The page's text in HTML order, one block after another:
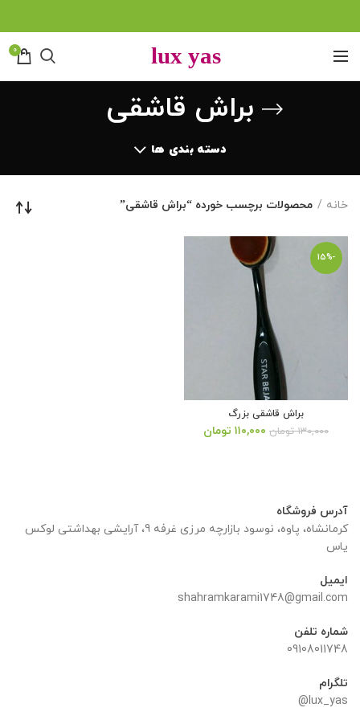
0
براش قاشقی
دسته بندی ها
خانه محصولات برچسب خورده “براش قاشقی”
-15%
براش قاشقی بزرگ
۱۳۰,۰۰۰ تومان قیمت
۱۱۰,۰۰۰ تومان
آدرس فروشگاه
کرمانشاه، پاوه، نوسود بازارچه مرزی غرفه 9، آرایشی بهداشتی لوکس
یاس
ایمیل
shahramkarami1748@gmail.com
شماره تلفن
09108011748
تلگرام
lux_yas@